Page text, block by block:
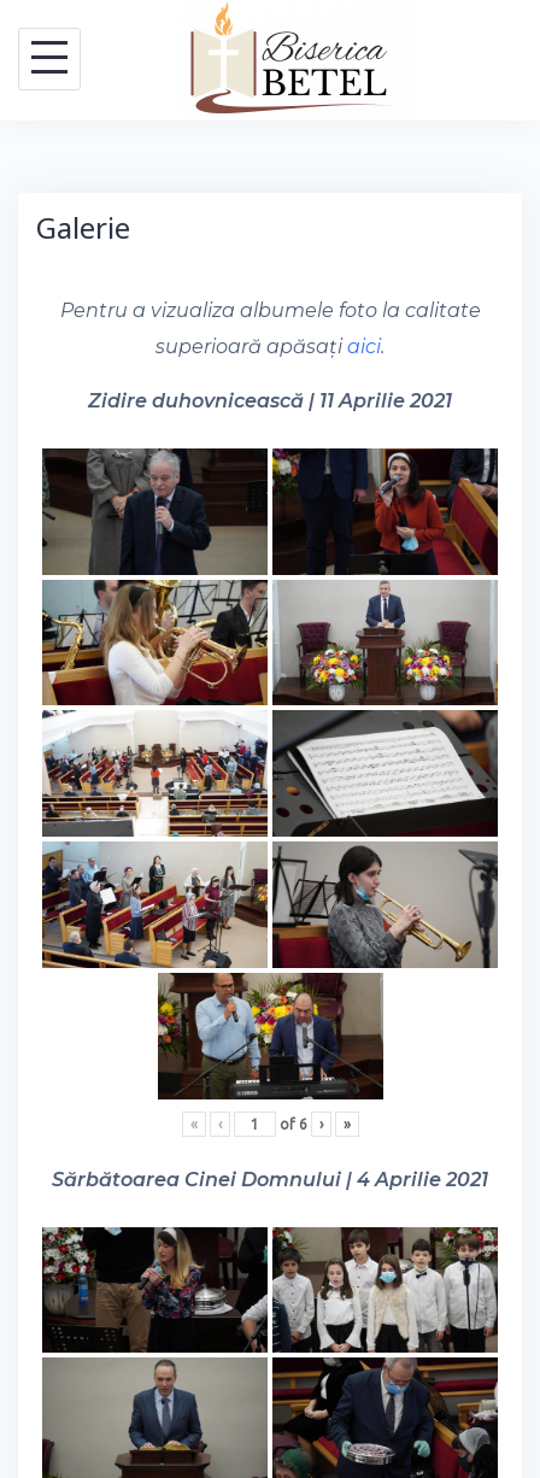
content
Galerie
Pentru a vizualiza albumele foto la calitate
superioară apăsațiaici.
Zidire duhovnicească | 11 Aprilie 2021
« ‹ of 6 › »
Sărbătoarea Cinei Domnului | 4 Aprilie 2021